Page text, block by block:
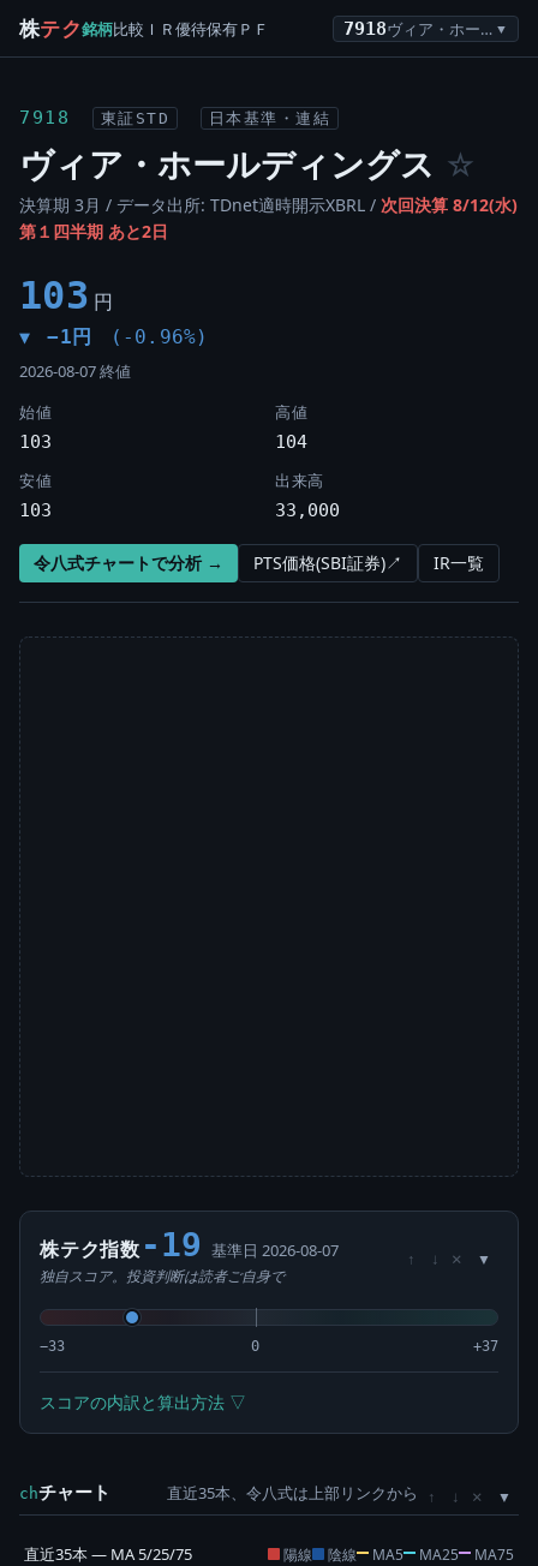
株テク銘柄比較 ＩＲ優待保有ＰＦ 7918 ヴィア・ホールディングス ▼
7918 東証STD 日本基準・連結
ヴィア・ホールディングス ☆
決算期 3月 / データ出所: TDnet適時開示XBRL / 次回決算 8/12(水)
第１四半期 あと2日
103 円
▼ −1円 (-0.96%)
2026-08-07 終値
始値
103
高値
104
安値
103
出来高
33,000
令八式チャートで分析 → PTS価格(SBI証券)↗ IR一覧
株テク指数 -19 基準日 2026-08-07
独自スコア。投資判断は読者ご自身で
↑ ↓ ×
−33 0 +37
スコアの内訳と算出方法 ▽
chチャート 直近35本、令八式は上部リンクから ↑ ↓ ×
直近35本 — MA 5/25/75 陽線 陰線 MA5 MA25 MA75